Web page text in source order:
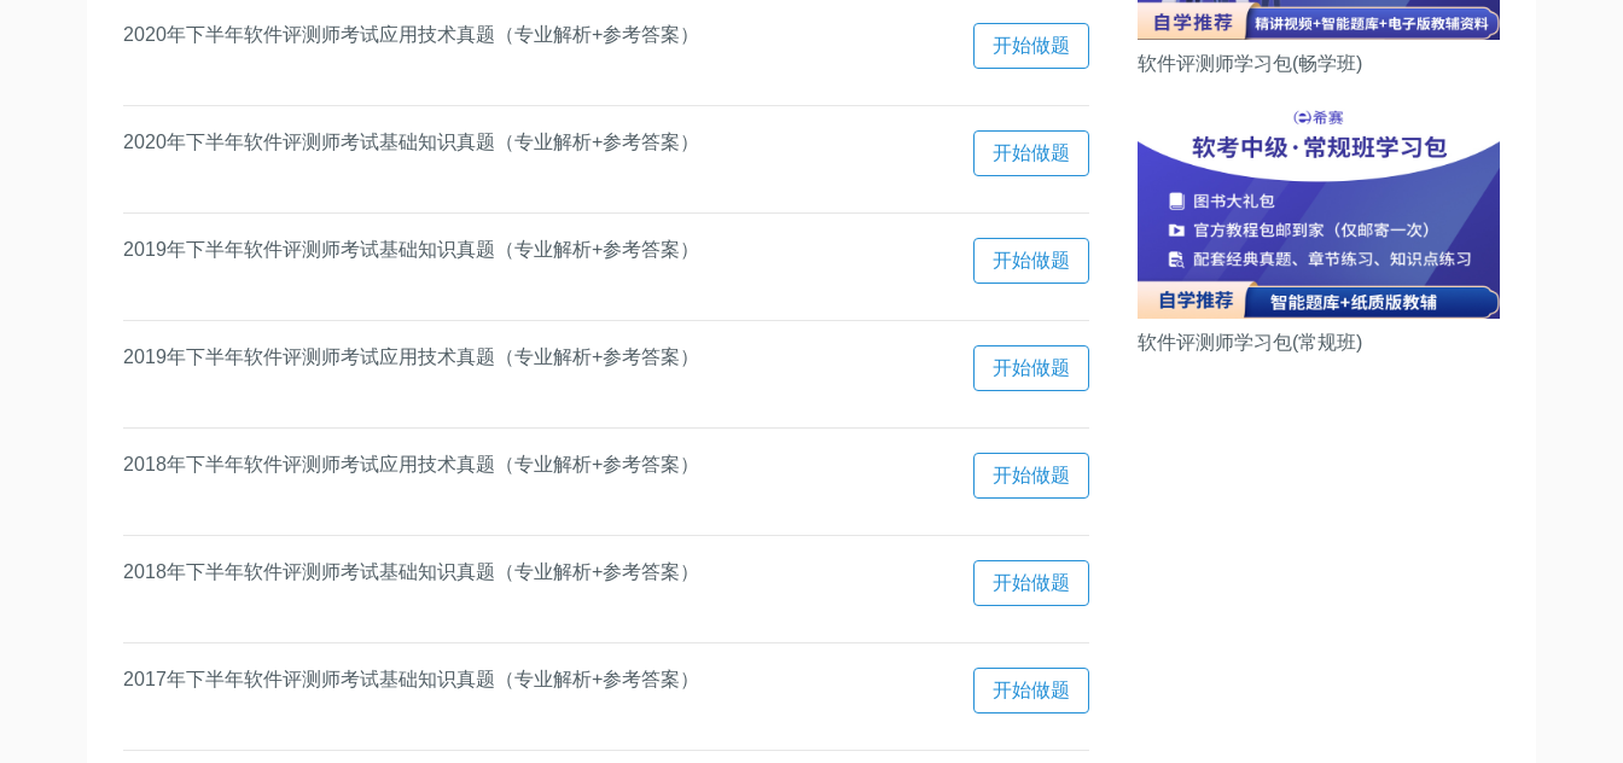
2020年下半年软件评测师考试应用技术真题（专业解析+参考答案）
开始做题
2020年下半年软件评测师考试基础知识真题（专业解析+参考答案）
开始做题
2019年下半年软件评测师考试基础知识真题（专业解析+参考答案）
开始做题
2019年下半年软件评测师考试应用技术真题（专业解析+参考答案）
开始做题
2018年下半年软件评测师考试应用技术真题（专业解析+参考答案）
开始做题
2018年下半年软件评测师考试基础知识真题（专业解析+参考答案）
开始做题
2017年下半年软件评测师考试基础知识真题（专业解析+参考答案）
开始做题
软件评测师学习包(畅学班)
软件评测师学习包(常规班)